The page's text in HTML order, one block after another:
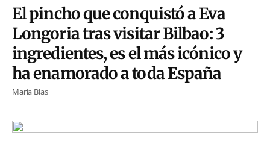
El pincho que conquistó a Eva
Longoria tras visitar Bilbao: 3
ingredientes, es el más icónico y
ha enamorado a toda España
María Blas